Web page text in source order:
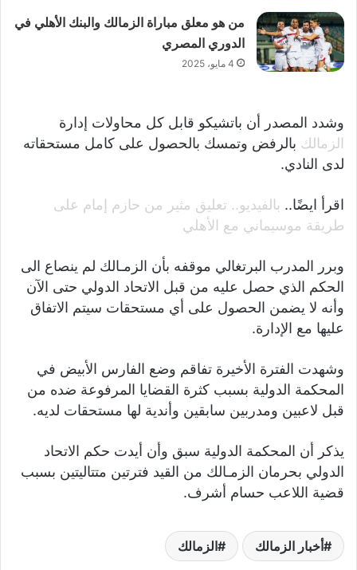
من هو معلق مباراة الزمالك والبنك الأهلي في
الدوري المصري
4 مايو، 2025
وشدد المصدر أن باتشيكو قابل كل محاولات إدارة
الزمالك بالرفض وتمسك بالحصول على كامل مستحقاته
لدى النادي.
اقرأ ايضًا.. بالفيديو.. تعليق مثير من حازم إمام على
طريقة موسيماني مع الأهلي
وبرر المدرب البرتغالي موقفه بأن الزمـالك لم ينصاع الى
الحكم الذي حصل عليه من قبل الاتحاد الدولي حتى الآن
وأنه لا يضمن الحصول على أي مستحقات سيتم الاتفاق
عليها مع الإدارة.
وشهدت الفترة الأخيرة تفاقم وضع الفارس الأبيض في
المحكمة الدولية بسبب كثرة القضايا المرفوعة ضده من
قبل لاعبين ومدربين سابقين وأندية لها مستحقات لديه.
يذكر أن المحكمة الدولية سبق وأن أيدت حكم الاتحاد
الدولي بحرمان الزمـالك من القيد فترتين متتاليتين بسبب
قضية اللاعب حسام أشرف.
أخبار الزمالك الزمالك